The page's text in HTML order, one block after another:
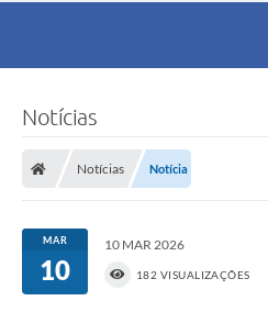
Notícias
Notícias Notícia
MAR
10
10 MAR 2026
182 VISUALIZAÇÕES